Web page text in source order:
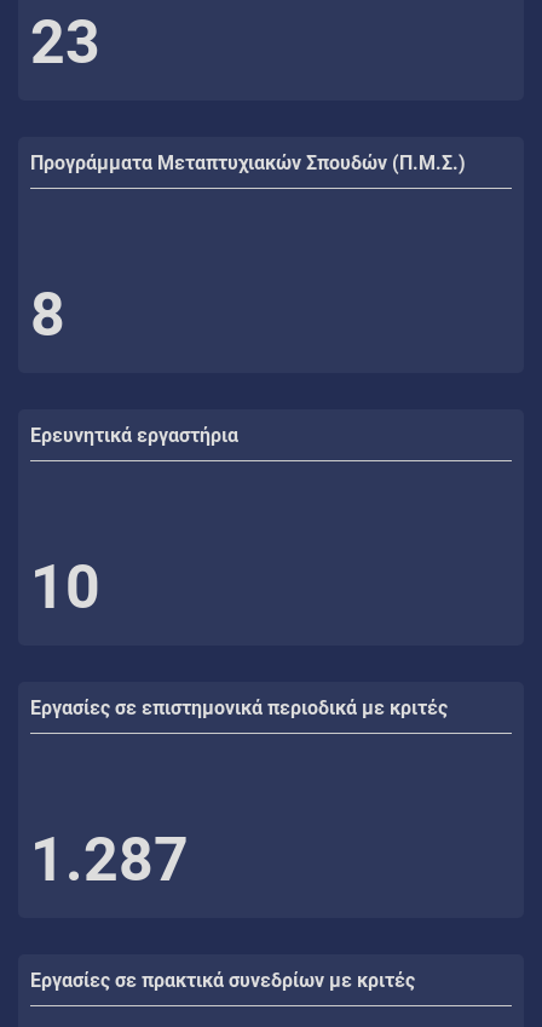
23
Προγράμματα Μεταπτυχιακών Σπουδών (Π.Μ.Σ.)
8
Ερευνητικά εργαστήρια
10
Εργασίες σε επιστημονικά περιοδικά με κριτές
1.287
Εργασίες σε πρακτικά συνεδρίων με κριτές